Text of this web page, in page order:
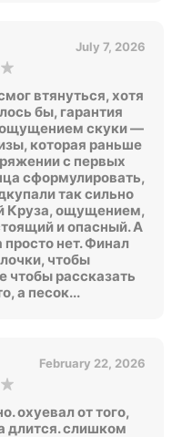
July 7, 2026
втянуться, хотя
бы, гарантия
ощущением скуки —
которая раньше
с первых
сформулировать,
так сильно
Круза, ощущением,
и опасный. А
просто нет. Финал
чтобы
чтобы рассказать
а песок...
February 22, 2026
охуевал от того,
длится. слишком